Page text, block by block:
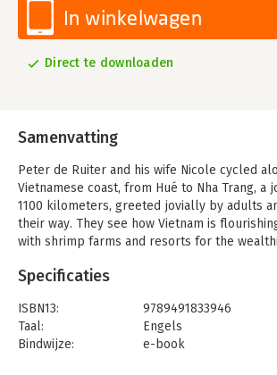
In winkelwagen
Direct te downloaden
Samenvatting
Peter de Ruiter and his wife Nicole cycled
Vietnamese coast, from Hué to Nha Trang, a
1100 kilometers, greeted jovially by adults
their way. They see how Vietnam is
with shrimp farms and resorts for the
bicycle taxi still exist, but lead a languishing
Vietnamese remain friendly and optimistic.
In this travel report with more than 100
Specificaties
ISBN13:
9789491833946
Taal:
Engels
Bindwijze:
e-book